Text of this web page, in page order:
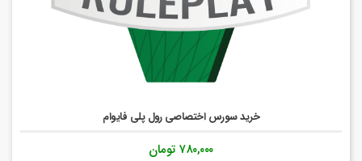
خرید سورس اختصاصی رول پلی فایوام
۷۸۰,۰۰۰ تومان